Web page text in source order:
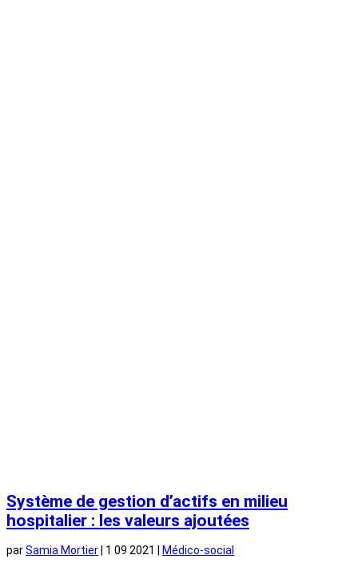
Système de gestion d’actifs en milieu
hospitalier : les valeurs ajoutées
parSamia Mortier 1 09 2021
Médico-social